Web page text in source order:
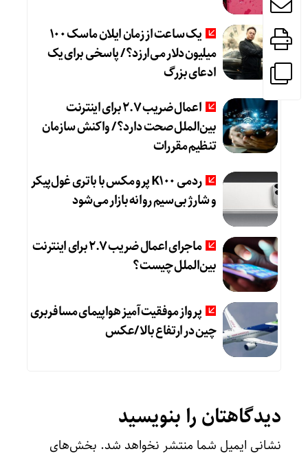
یک ساعت از زمان ایلان ماسک ۱۰۰
میلیون دلار می‌ارزد؟ / پاسخی برای یک
ادعای بزرگ
اعمال ضریب ۲.۷ برای اینترنت
بین‌الملل صحت دارد؟ / واکنش سازمان
تنظیم مقررات
ردمی K100 پرو مکس با باتری غول‌پیکر
و شارژ بی‌سیم روانه بازار می‌شود
ماجرای اعمال ضریب ۲.۷ برای اینترنت
بین‌الملل چیست؟
پرواز موفقیت‌آمیز هواپیمای مسافربری
چین در ارتفاع بالا /عکس
دیدگاهتان را بنویسید
نشانی ایمیل شما منتشر نخواهد شد. بخش‌های